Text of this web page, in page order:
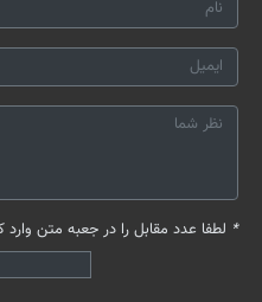
* لطفا عدد مقابل را در جعبه متن وارد